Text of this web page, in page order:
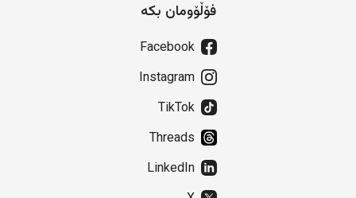
فۆڵۆومان بکە
Facebook
Instagram
TikTok
Threads
LinkedIn